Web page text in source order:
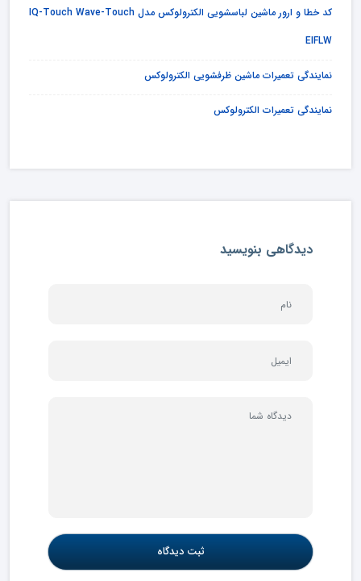
کد خطا و ارور ماشین لباسشویی الکترولوکس مدل IQ-Touch Wave-Touch
EIFLW
نمایندگی تعمیرات ماشین ظرفشویی الکترولوکس
نمایندگی تعمیرات الکترولوکس
دیدگاهی بنویسید